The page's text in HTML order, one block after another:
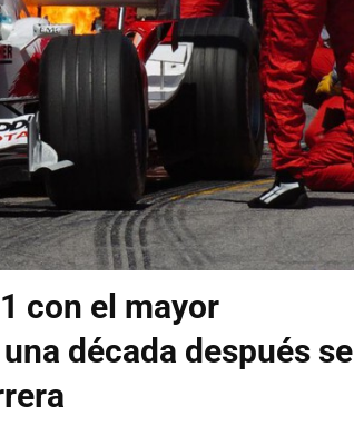
con el mayor
década después se